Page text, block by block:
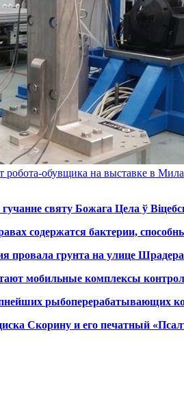
робота-обувщика на выставке в
святу Божага Цела ў
содержатся бактерии,
провала грунта на улице Шрадера
мобильные комплексы
рыбоперерабатывающих
Скорину и его печатный